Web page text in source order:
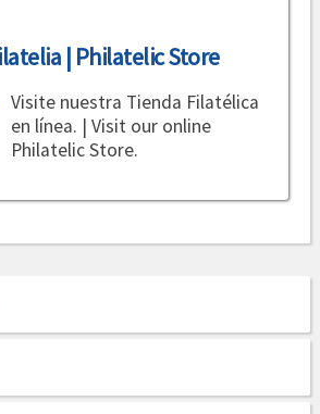
| Philatelic Store
Visite nuestra Tienda Filatélica
en línea. | Visit our online
Philatelic Store.